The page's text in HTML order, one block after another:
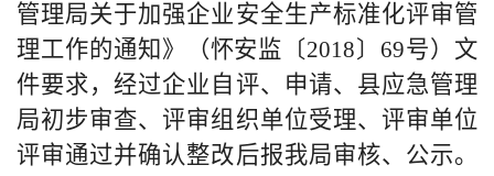
管理局关于加强企业安全生产标准化评审管
理工作的通知》（怀安监 〔2018〕 69号）文
件要求，经过企业自评、申请、县应急管理
局初步审查、评审组织单位受理、评审单位
评审通过并确认整改后报我局审核、公示。